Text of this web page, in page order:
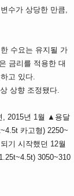
수가 상당한 만큼,
수요는 유지될 가
금리를 적용한 대
고 있다.
상향 조정됐다.
, 2015년 1월 ▲용달
카고형) 2250~
기 시작했던 12월
3050~310